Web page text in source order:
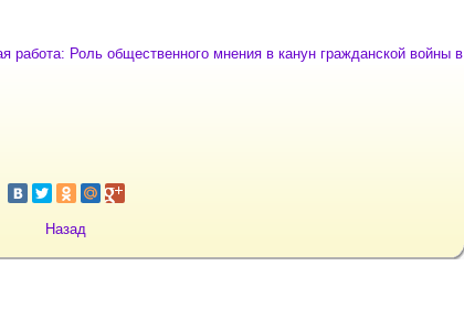
работа: Роль общественного мнения в канун гражданской войны в
Назад